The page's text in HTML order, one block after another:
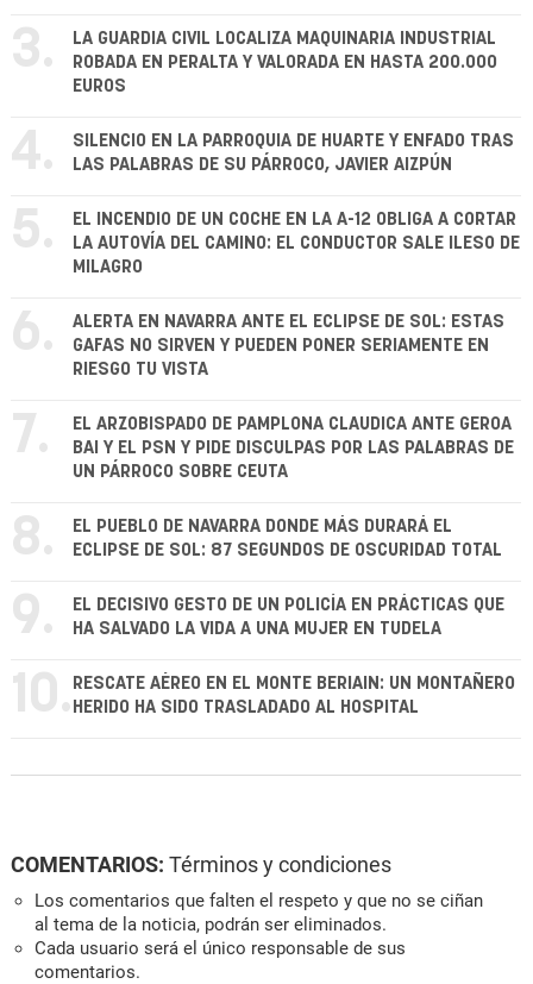
3.
LA GUARDIA CIVIL LOCALIZA MAQUINARIA INDUSTRIAL
ROBADA EN PERALTA Y VALORADA EN HASTA 200.000
EUROS
4.
SILENCIO EN LA PARROQUIA DE HUARTE Y ENFADO TRAS
LAS PALABRAS DE SU PÁRROCO, JAVIER AIZPÚN
5.
EL INCENDIO DE UN COCHE EN LA A-12 OBLIGA A CORTAR
LA AUTOVÍA DEL CAMINO: EL CONDUCTOR SALE ILESO DE
MILAGRO
6.
ALERTA EN NAVARRA ANTE EL ECLIPSE DE SOL: ESTAS
GAFAS NO SIRVEN Y PUEDEN PONER SERIAMENTE EN
RIESGO TU VISTA
7.
EL ARZOBISPADO DE PAMPLONA CLAUDICA ANTE GEROA
BAI Y EL PSN Y PIDE DISCULPAS POR LAS PALABRAS DE
UN PÁRROCO SOBRE CEUTA
8.
EL PUEBLO DE NAVARRA DONDE MÁS DURARÁ EL
ECLIPSE DE SOL: 87 SEGUNDOS DE OSCURIDAD TOTAL
9.
EL DECISIVO GESTO DE UN POLICÍA EN PRÁCTICAS QUE
HA SALVADO LA VIDA A UNA MUJER EN TUDELA
10. RESCATE AÉREO EN EL MONTE BERIAIN: UN MONTAÑERO
HERIDO HA SIDO TRASLADADO AL HOSPITAL
COMENTARIOS: Términos y condiciones
Los comentarios que falten el respeto y que no se ciñan
al tema de la noticia, podrán ser eliminados.
Cada usuario será el único responsable de sus
comentarios.